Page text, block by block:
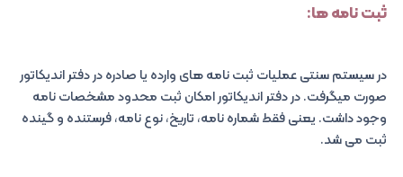
ثبت نامه ها:
در سیستم سنتی عملیات ثبت نامه های وارده یا صادره در دفتر اندیکاتور
صورت میگرفت. در دفتر اندیکاتور امکان ثبت محدود مشخصات نامه
وجود داشت. یعنی فقط شماره نامه، تاریخ، نوع نامه، فرستنده و گینده
ثبت می شد.